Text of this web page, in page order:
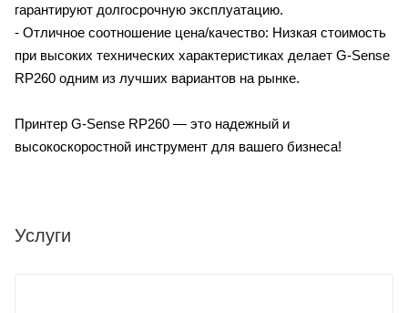
гарантируют долгосрочную эксплуатацию.
- Отличное соотношение цена/качество: Низкая стоимость
при высоких технических характеристиках делает G-Sense
RP260 одним из лучших вариантов на рынке.
Принтер G-Sense RP260 — это надежный и
высокоскоростной инструмент для вашего бизнеса!
Услуги